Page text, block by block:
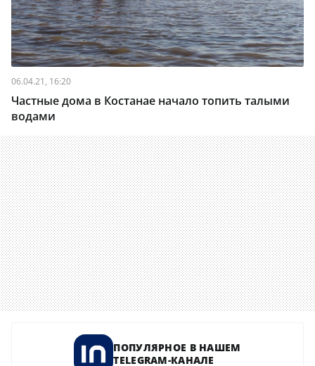
06.04.21, 16:20
Частные дома в Костанае начало топить талыми
водами